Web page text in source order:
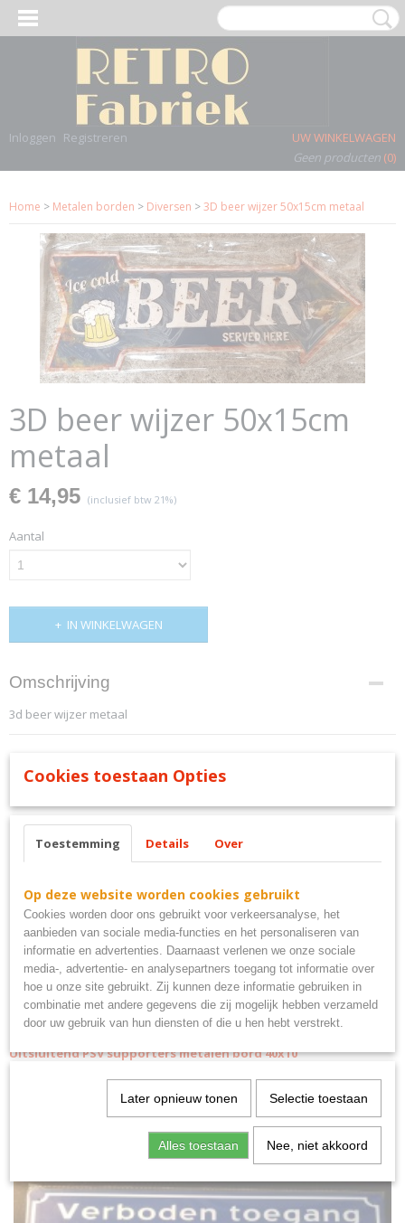
Inloggen Registreren
UW WINKELWAGEN
Geen producten (0)
Home > Metalen borden > Diversen >3D beer wijzer 50x15cm metaal
3D beer wijzer 50x15cm
metaal
€ 14,95 (inclusief btw 21%)
Aantal
IN WINKELWAGEN
Omschrijving
3d beer wijzer metaal
Ook interessant
Uitsluitend PSV supporters metalen bord 40x10
Cookies toestaan Opties
Toestemming Details Over
Op deze website worden cookies gebruikt
Cookies worden door ons gebruikt voor verkeersanalyse, het
aanbieden van sociale media-functies en het personaliseren van
informatie en advertenties. Daarnaast verlenen we onze sociale
media-, advertentie- en analysepartners toegang tot informatie over
hoe u onze site gebruikt. Zij kunnen deze informatie gebruiken in
combinatie met andere gegevens die zij mogelijk hebben verzameld
door uw gebruik van hun diensten of die u hen hebt verstrekt.
Later opnieuw tonen Selectie toestaan
Alles toestaan Nee, niet akkoord